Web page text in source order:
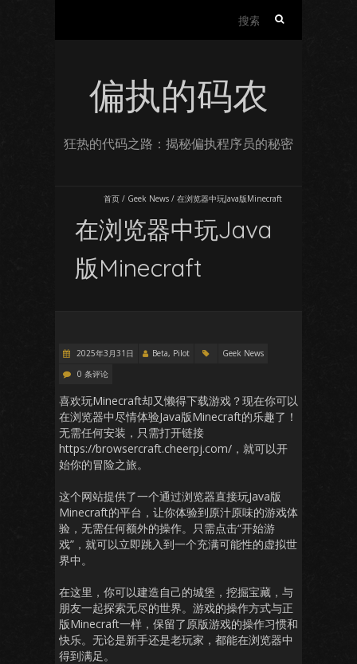
偏执的码农
狂热的代码之路：揭秘偏执程序员的秘密
首页 / Geek News / 在浏览器中玩Java版Minecraft
在浏览器中玩Java
版Minecraft
2025年3月31日 Beta, Pilot
Geek News
0 条评论
喜欢玩Minecraft却又懒得下载游戏？现在你可以
在浏览器中尽情体验Java版Minecraft的乐趣了！
无需任何安装，只需打开链接
https://browsercraft.cheerpj.com/，就可以开
始你的冒险之旅。
这个网站提供了一个通过浏览器直接玩Java版
Minecraft的平台，让你体验到原汁原味的游戏体
验，无需任何额外的操作。只需点击“开始游
戏”，就可以立即跳入到一个充满可能性的虚拟世
界中。
在这里，你可以建造自己的城堡，挖掘宝藏，与
朋友一起探索无尽的世界。游戏的操作方式与正
版Minecraft一样，保留了原版游戏的操作习惯和
快乐。无论是新手还是老玩家，都能在浏览器中
得到满足。